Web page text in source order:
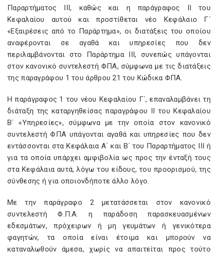
Παραρτήματος ΙΙΙ, καθώς και η παράγραφος ΙΙ του
Κεφαλαίου αυτού και προστίθεται νέο Κεφάλαιο Γ΄
«Εξαιρέσεις από το Παράρτημα», οι διατάξεις του οποίου
αναφέρονται σε αγαθά και υπηρεσίες που δεν
περιλαμβάνονται στο Παράρτημα ΙΙΙ, συνεπώς υπάγονται
στον κανονικό συντελεστή ΦΠΑ, σύμφωνα με τις διατάξεις
της παραγράφου 1 του άρθρου 21 του Κώδικα ΦΠΑ.
Η παράγραφος 1 του νέου Κεφαλαίου Γ΄, επαναλαμβάνει τη
διάταξη της καταργηθείσας παραγράφου ΙΙ του Κεφαλαίου
Β΄ «Υπηρεσίες», σύμφωνα με την οποία στον κανονικό
συντελεστή ΦΠΑ υπάγονται αγαθά και υπηρεσίες που δεν
εντάσσονται στα Κεφάλαια Α΄ και Β΄ του Παραρτήματος ΙΙΙ ή
για τα οποία υπάρχει αμφιβολία ως προς την ένταξή τους
στα Κεφάλαια αυτά, λόγω του είδους, του προορισμού, της
σύνθεσης ή για οποιονδήποτε άλλο λόγο.
Με την παράγραφο 2 μετατάσσεται στον κανονικό
συντελεστή Φ.Π.Α. η παράδοση παρασκευασμένων
εδεσμάτων, πρόχειρων ή μη γευμάτων ή γενικότερα
φαγητών, τα οποία είναι έτοιμα και μπορούν να
καταναλωθούν άμεσα, χωρίς να απαιτείται προς τούτο